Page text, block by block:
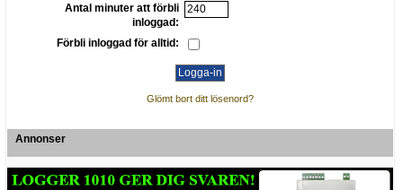
Antal minuter att förbli
inloggad:
Förbli inloggad för alltid:
Glömt bort ditt lösenord?
Annonser